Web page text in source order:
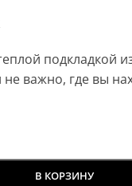
подкладкой
важно, где вы
В КОРЗИНУ